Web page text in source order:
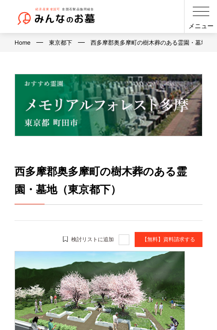
メニュー
Home 東京都下 西多摩郡奥多摩町の樹木葬のある霊園・墓地（
西多摩郡奥多摩町の樹木葬のある霊
園・墓地（東京都下）
検討リストに追加 【無料】資料請求する